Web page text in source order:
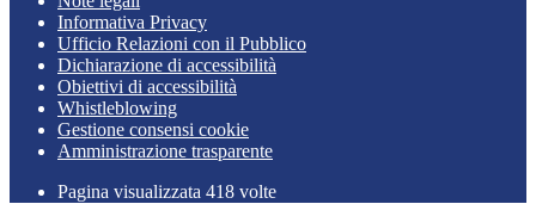
Informativa Privacy
Ufficio Relazioni con il Pubblico
Dichiarazione di accessibilità
Obiettivi di accessibilità
Whistleblowing
Gestione consensi cookie
Amministrazione trasparente
Pagina visualizzata 418 volte